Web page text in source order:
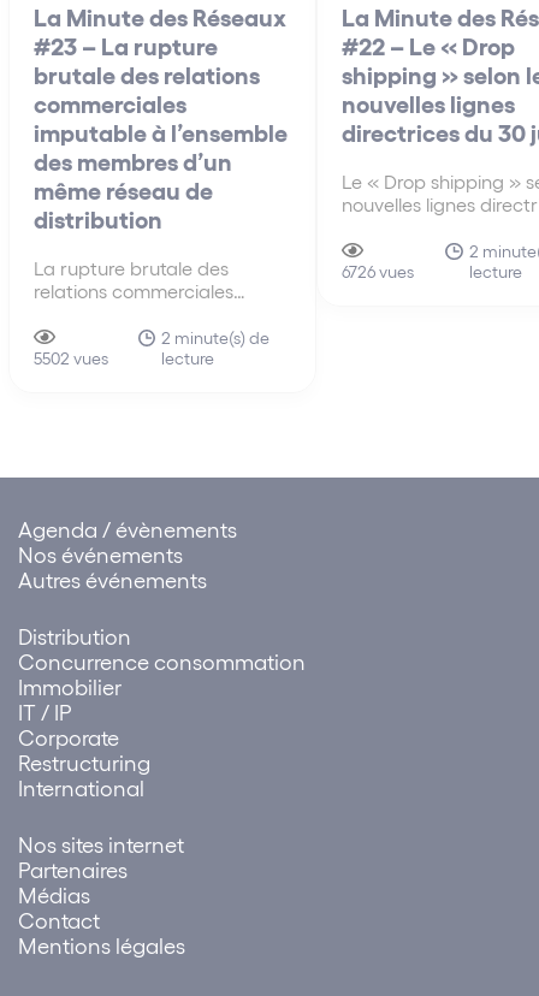
La Minute des Réseaux
#23 – La rupture
brutale des relations
commerciales
imputable à l’ensemble
des membres d’un
même réseau de
distribution
La rupture brutale des
relations commerciales
membres d’un même réseau
de distribution La faute tirée
Cette solution influe sur…
5502 vues
2 minute(s) de
lecture
La Minute des
#22 – Le « Drop
shipping » selon
nouvelles lignes
directrices du 30
Le « Drop shipping »
nouvelles lignes
anciennes lignes
de 2010, les nouvelles
6726 vues
2
lecture
Agenda / évènements
Nos événements
Autres événements
Distribution
Concurrence consommation
Immobilier
IT / IP
Corporate
Restructuring
International
Nos sites internet
Partenaires
Médias
Contact
Mentions légales